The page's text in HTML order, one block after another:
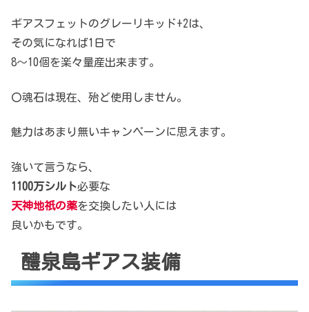
ギアスフェットのグレーリキッド+2は、
その気になれば1日で
8～10個を楽々量産出来ます。
〇魂石は現在、殆ど使用しません。
魅力はあまり無いキャンペーンに思えます。
強いて言うなら、
1100万シルト必要な
天神地祇の薬を交換したい人には
良いかもです。
醴泉島ギアス装備